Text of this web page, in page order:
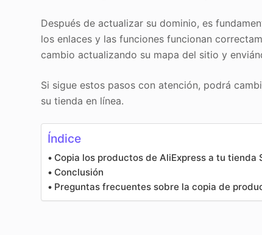
Después de actualizar su dominio, es
los enlaces y las funciones funcionan
cambio actualizando su mapa del sitio y
Si sigue estos pasos con atención, podrá
su tienda en línea.
Índice
Copia los productos de AliExpress a tu tienda
Conclusión
Preguntas frecuentes sobre la copia de